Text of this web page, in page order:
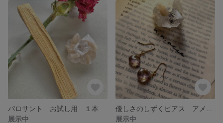
パロサント お試し用 １本
展示中
展示中